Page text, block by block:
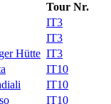
Tour Nr.
IT3
IT3
Hütte IT3
IT10
IT10
IT10